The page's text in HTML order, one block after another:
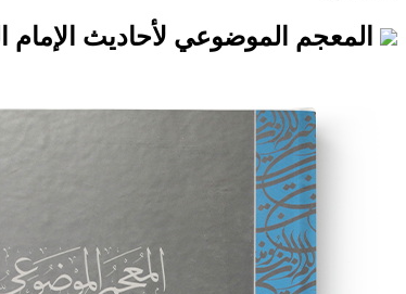
المعجم الموضوعي لأحاديث